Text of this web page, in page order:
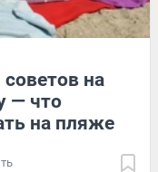
на
— что
на пляже